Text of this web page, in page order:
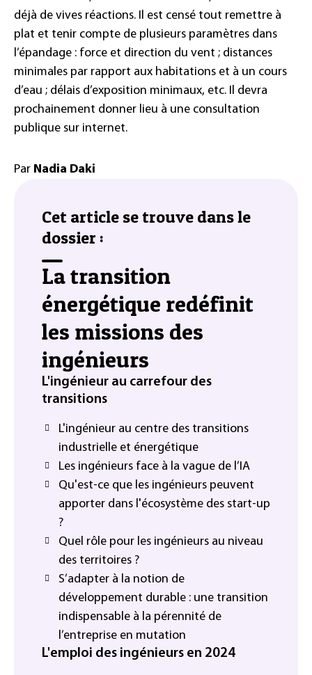
déjà de vives réactions. Il est censé tout remettre à
plat et tenir compte de plusieurs paramètres dans
l’épandage : force et direction du vent ; distances
minimales par rapport aux habitations et à un cours
d’eau ; délais d’exposition minimaux, etc. Il devra
prochainement donner lieu à une consultation
publique sur internet.
Par Nadia Daki
Cet article se trouve dans le
dossier :
La transition
énergétique redéfinit
les missions des
ingénieurs
L'ingénieur au carrefour des
transitions
L'ingénieur au centre des transitions
industrielle et énergétique
Les ingénieurs face à la vague de l’IA
Qu'est-ce que les ingénieurs peuvent
apporter dans l'écosystème des start-up
?
Quel rôle pour les ingénieurs au niveau
des territoires ?
S’adapter à la notion de
développement durable : une transition
indispensable à la pérennité de
l’entreprise en mutation
L'emploi des ingénieurs en 2024